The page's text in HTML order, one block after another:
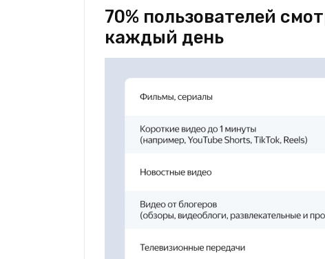
70% пользователей
каждый день